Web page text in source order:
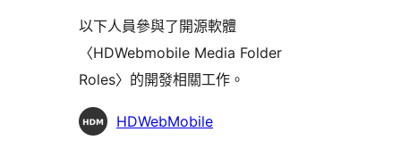
以下人員參與了開源軟體
〈HDWebmobile Media Folder
Roles〉的開發相關工作。
參
HDWebMobile